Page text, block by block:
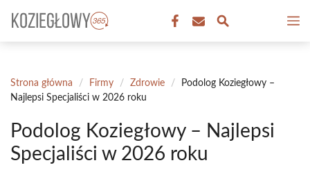
treści
Strona główna / Firmy / Zdrowie /
Podolog Koziegłowy –
Najlepsi Specjaliści w 2026 roku
Podolog Koziegłowy – Najlepsi
Specjaliści w 2026 roku